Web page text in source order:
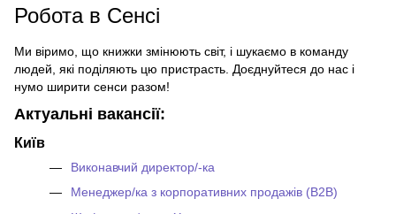
Робота в Сенсі
Ми віримо, що книжки змінюють світ, і шукаємо в команду
людей, які поділяють цю пристрасть. Доєднуйтеся до нас і
нумо ширити сенси разом!
Актуальні вакансії:
Київ
Виконавчий директор/-ка
Менеджер/ка з корпоративних продажів (B2B)